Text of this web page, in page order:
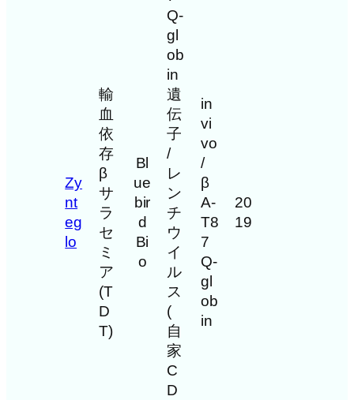
Zy
nt
eg
lo
輸
血
依
存
β
サ
ラ
セ
ミ
ア
(T
D
T)
Bl
ue
bir
d
Bi
o
Q-
gl
ob
in
遺
伝
子
/
レ
ン
チ
ウ
イ
ル
ス
(
自
家
C
D
in
vi
vo
/
β
A-
T8
7
Q-
gl
ob
in
20
19